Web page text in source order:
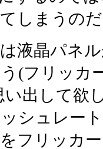
しまうの
液晶パネ
(フリッカ
出して欲
シュレー
フリッカ